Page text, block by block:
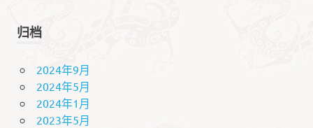
归档
2024年9月
2024年5月
2024年1月
2023年5月